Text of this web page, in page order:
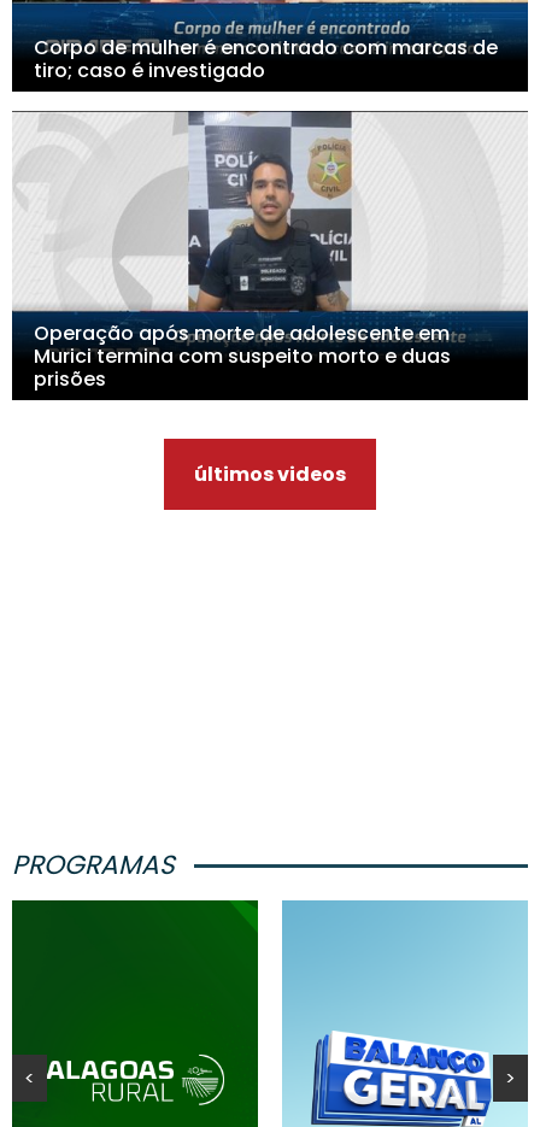
Corpo de mulher é encontrado com marcas de
tiro; caso é investigado
Operação após morte de adolescente em
Murici termina com suspeito morto e duas
prisões
últimos videos
PROGRAMAS
< >